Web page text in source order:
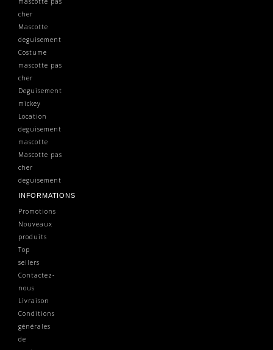
cher
Mascotte
deguisement
Costume
mascotte pas
cher
Deguisement
mickey
Location
deguisement
mascotte
Mascotte pas
cher
deguisement
INFORMATIONS
Promotions
Nouveaux
produits
Top
sellers
Contactez-
nous
Livraison
Conditions
générales
de